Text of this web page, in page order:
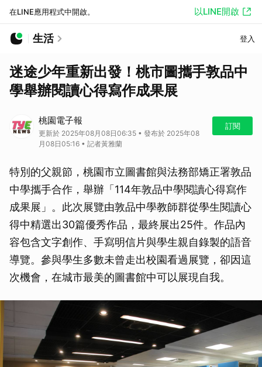
在LINE應用程式中開啟。 以LINE開啟
生活 登入
迷途少年重新出發！桃市圖攜手敦品中
學舉辦閱讀心得寫作成果展
桃園電子報
更新於 2025年08月08日06:35 • 發布於 2025年08
月08日05:16 • 記者黃雅蘭
訂閱
特別的父親節，桃園市立圖書館與法務部矯正署敦品
中學攜手合作，舉辦「114年敦品中學閱讀心得寫作
成果展」。此次展覽由敦品中學教師群從學生閱讀心
得中精選出30篇優秀作品，最終展出25件。作品內
容包含文字創作、手寫明信片與學生親自錄製的語音
導覽。參與學生多數未曾走出校園看過展覽，卻因這
次機會，在城市最美的圖書館中可以展現自我。